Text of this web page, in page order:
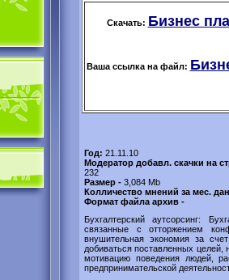
Скачать: Бизнес
Ваша ссылка на файл:
Год: 21.11.10
Модератор добавл. скачки на
232
Размер - 3,084 Mb
Колличество мнений за мес.
Формат файла архив -
Бухгалтерский аутсорсинг:
связанные с отторжением
внушительная экономия за
добиваться поставленных целей,
мотивацию поведения людей,
предпринимательской